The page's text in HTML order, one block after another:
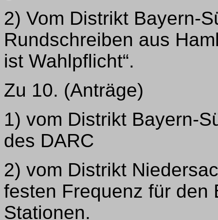
2) Vom Distrikt Bayern-
Rundschreiben aus
ist Wahlpflicht“.
Zu 10. (Anträge)
1) vom Distrikt Bayern-
des DARC
2) vom Distrikt
festen Frequenz für den
Stationen.